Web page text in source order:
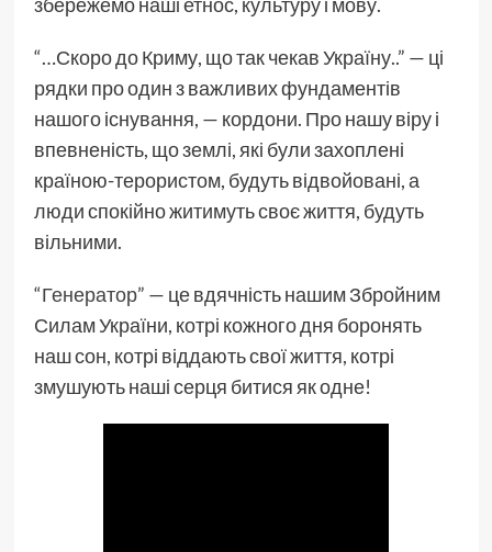
“…Скоро до Криму, що так чекав Україну..” — ці
рядки про один з важливих фундаментів
нашого існування, — кордони. Про нашу віру і
впевненість, що землі, які були захоплені
країною-терористом, будуть відвойовані, а
люди спокійно житимуть своє життя, будуть
вільними.
“Генератор” — це вдячність нашим Збройним
Силам України, котрі кожного дня боронять
наш сон, котрі віддають свої життя, котрі
змушують наші серця битися як одне!